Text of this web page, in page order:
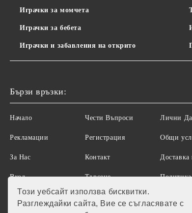
Този уебсайт използва бисквитки.
Разглеждайки сайта, Вие се съгласявате с
Играчки за момчета
Играчки за бебета
Играчки и забавления на открито
Бързи връзки:
Начало
Рекламации
За Нас
Вход
Чести Въпроси
Регистрация
Контакт
Търсене
Лични
Общи